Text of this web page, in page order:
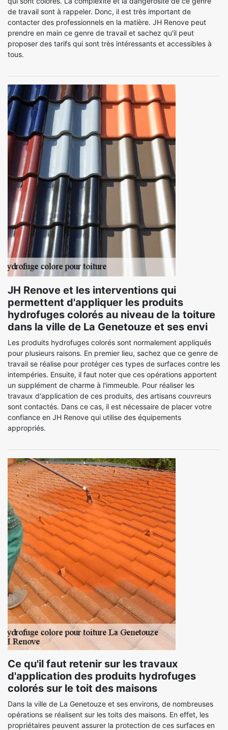
de travail sont à rappeler. Donc, il est très important de
contacter des professionnels en la matière. JH Renove peut
prendre en main ce genre de travail et sachez qu'il peut
proposer des tarifs qui sont très intéressants et accessibles à
tous.
JH Renove et les interventions qui
permettent d'appliquer les produits
hydrofuges colorés au niveau de la toiture
dans la ville de La Genetouze et ses envi
Les produits hydrofuges colorés sont normalement appliqués
pour plusieurs raisons. En premier lieu, sachez que ce genre de
travail se réalise pour protéger ces types de surfaces contre les
intempéries. Ensuite, il faut noter que ces opérations apportent
un supplément de charme à l'immeuble. Pour réaliser les
travaux d'application de ces produits, des artisans couvreurs
sont contactés. Dans ce cas, il est nécessaire de placer votre
confiance en JH Renove qui utilise des équipements
appropriés.
Ce qu'il faut retenir sur les travaux
d'application des produits hydrofuges
colorés sur le toit des maisons
Dans la ville de La Genetouze et ses environs, de nombreuses
opérations se réalisent sur les toits des maisons. En effet, les
propriétaires peuvent assurer la protection de ces surfaces en